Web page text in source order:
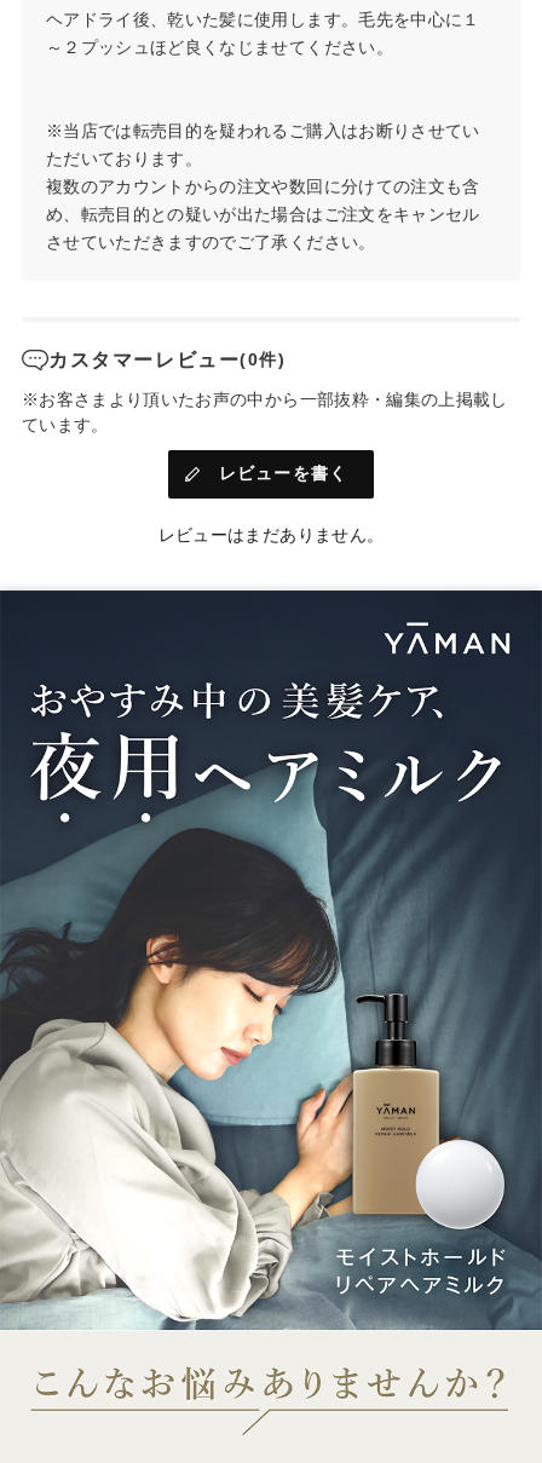
ヘアドライ後、乾いた髪に使用します。毛先を中心に１
～２プッシュほど良くなじませてください。
※当店では転売目的を疑われるご購入はお断りさせてい
ただいております。
複数のアカウントからの注文や数回に分けての注文も含
め、転売目的との疑いが出た場合はご注文をキャンセル
させていただきますのでご了承ください。
カスタマーレビュー(0件)
※お客さまより頂いたお声の中から一部抜粋・編集の上掲載し
ています。
レビューを書く
レビューはまだありません。